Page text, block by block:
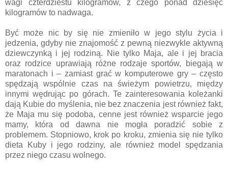
wagi czterdziestu kilogramów, z czego ponad dziesięć
kilogramów to nadwaga.
Być może nic by się nie zmieniło w jego stylu życia i
jedzenia, gdyby nie znajomość z pewną niezwykle aktywną
dziewczynką i jej rodziną. Nie tylko Maja, ale i jej bracia
oraz rodzice uprawiają różne rodzaje sportów, biegają w
maratonach i – zamiast grać w komputerowe gry – często
spędzają wspólnie czas na świeżym powietrzu, między
innymi wędrując po górach. Te zainteresowania koleżanki
dają Kubie do myślenia, nie bez znaczenia jest również fakt,
że Maja mu się podoba, cenne jest również wsparcie jego
mamy, która od dawna nie mogła poradzić sobie z
problemem. Stopniowo, krok po kroku, zmienia się nie tylko
dieta Kuby i jego rodziny, ale również model spędzania
przez niego czasu wolnego.